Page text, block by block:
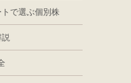
で選ぶ個別株